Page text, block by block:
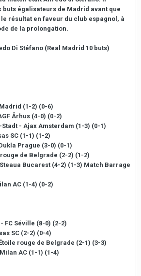
buts égalisateurs de Madrid avant que
résultat en faveur du club espagnol, à
de la prolongation.
Di Stéfano (Real Madrid 10 buts)
(1-2) (0-6)
Århus (4-0) (0-2)
- Ajax Amsterdam (1-3) (0-1)
SC (1-1) (1-2)
Prague (3-0) (0-1)
de Belgrade (2-2) (1-2)
Bucarest (4-2) (1-3) Match Barrage
AC (1-4) (0-2)
FC Séville (8-0) (2-2)
SC (2-2) (0-4)
rouge de Belgrade (2-1) (3-3)
AC (1-1) (1-4)